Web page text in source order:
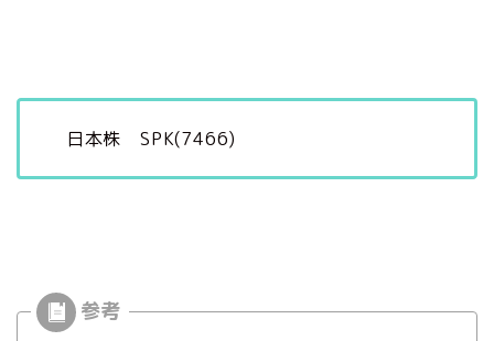
日本株 SPK(7466)